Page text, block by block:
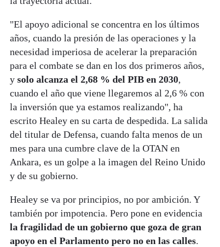
"El apoyo adicional se concentra en los últimos
años, cuando la presión de las operaciones y la
necesidad imperiosa de acelerar la preparación
para el combate se dan en los dos primeros años,
y solo alcanza el 2,68 % del PIB en 2030,
cuando el año que viene llegaremos al 2,6 % con
la inversión que ya estamos realizando", ha
escrito Healey en su carta de despedida. La salida
del titular de Defensa, cuando falta menos de un
mes para una cumbre clave de la OTAN en
Ankara, es un golpe a la imagen del Reino Unido
y de su gobierno.
Healey se va por principios, no por ambición. Y
también por impotencia. Pero pone en evidencia
la fragilidad de un gobierno que goza de gran
apoyo en el Parlamento pero no en las calles.